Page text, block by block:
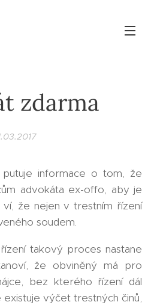
zdarma
putuje informace o tom, že
advokáta ex-offo, aby je
ví, že nejen v trestním řízení
soudem.
takový proces nastane
že obviněný má pro
bez kterého řízení dál
výčet trestných činů,